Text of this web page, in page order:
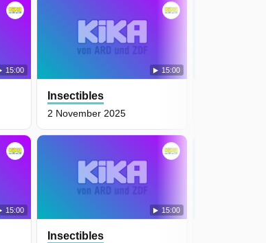
15:00
15:00
15:00
Insectibles
2 November 2025
15:00
Insectibles